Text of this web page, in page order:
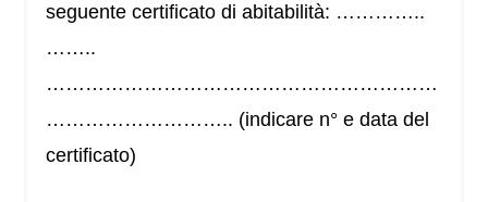
seguente certificato di abitabilità: …………..
……..
……………………………………………………
……………………….. (indicare n° e data del
certificato)